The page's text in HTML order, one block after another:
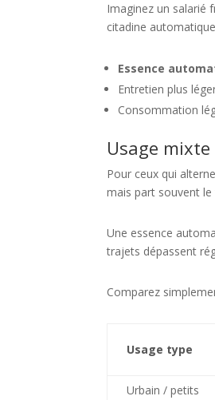
Imaginez un salarié
citadine
Essence
Entretien plus
Consommation
Usage
Pour ceux qui
mais part souvent
Une essence
trajets dépassent
Comparez
Usage type
Urbain / petits